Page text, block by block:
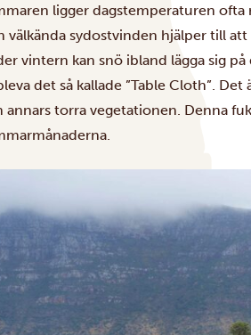
ligger dagstemperaturen ofta
välkända sydostvinden hjälper till
vintern kan snö ibland lägga sig
det så kallade ”Table Cloth”.
annars torra vegetationen. Denna